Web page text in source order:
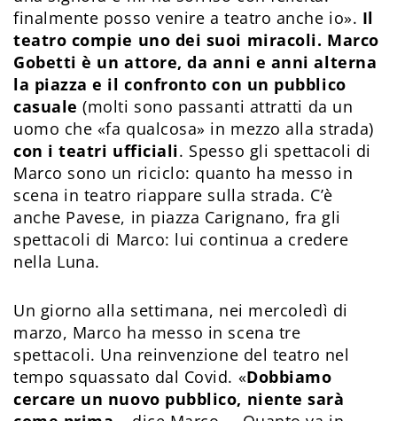
finalmente posso venire a teatro anche io». Il
teatro compie uno dei suoi miracoli. Marco
Gobetti è un attore, da anni e anni alterna
la piazza e il confronto con un pubblico
casuale (molti sono passanti attratti da un
uomo che «fa qualcosa» in mezzo alla strada)
con i teatri ufficiali. Spesso gli spettacoli di
Marco sono un riciclo: quanto ha messo in
scena in teatro riappare sulla strada. C’è
anche Pavese, in piazza Carignano, fra gli
spettacoli di Marco: lui continua a credere
nella Luna.
Un giorno alla settimana, nei mercoledì di
marzo, Marco ha messo in scena tre
spettacoli. Una reinvenzione del teatro nel
tempo squassato dal Covid. «Dobbiamo
cercare un nuovo pubblico, niente sarà